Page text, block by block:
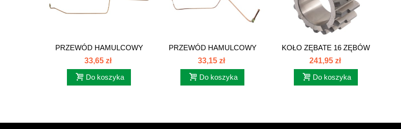
PRZEWÓD HAMULCOWY
PRAWY ZETOR...
33,65 zł
Do koszyka
PRZEWÓD HAMULCOWY
LEWY ZETOR...
33,15 zł
Do koszyka
KOŁO ZĘBATE 16 ZĘBÓW
ZETOR 7211...
241,95 zł
Do koszyka